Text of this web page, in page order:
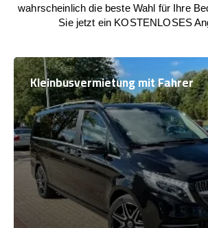
wahrscheinlich die beste Wahl für Ihre
Sie jetzt ein KOSTENLOSES
Kleinbusvermietung mit Fahrer